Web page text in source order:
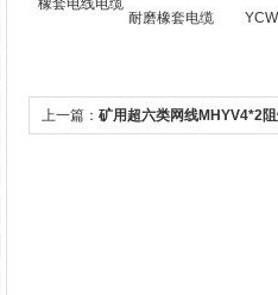
橡套电线电缆
耐磨橡套电缆
上一篇： 矿用超六类网线MHYV4*2